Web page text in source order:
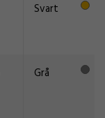
Svart
Grå